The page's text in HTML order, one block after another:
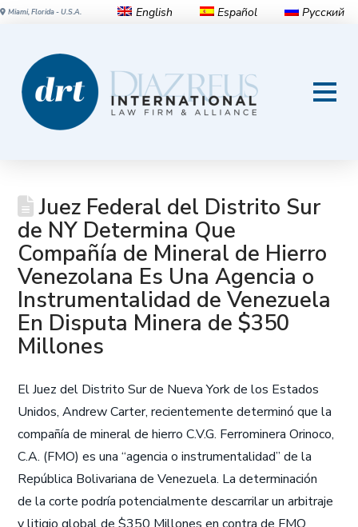
Miami, Florida - U.S.A. English Español Русский
Juez Federal del Distrito Sur
de NY Determina Que
Compañía de Mineral de Hierro
Venezolana Es Una Agencia o
Instrumentalidad de Venezuela
En Disputa Minera de $350
Millones
El Juez del Distrito Sur de Nueva York de los Estados
Unidos, Andrew Carter, recientemente determinó que la
compañía de mineral de hierro C.V.G. Ferrominera Orinoco,
C.A. (FMO) es una “agencia o instrumentalidad” de la
República Bolivariana de Venezuela. La determinación
de la corte podría potencialmente descarrilar un arbitraje